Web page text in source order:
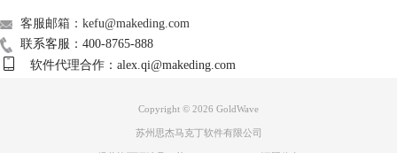
5、在“设备”菜单下，选择“立体声混音”。在“播放”一栏中，可以对音量
的大小进行设置。加号显示增大音量，减号显示减小音量。设置完毕后单
击“OK”即可。
客服邮箱：kefu@makeding.com
联系客服：400-8765-888
软件代理合作：alex.qi@makeding.com
Copyright © 2026 GoldWave
苏州思杰马克丁软件有限公司